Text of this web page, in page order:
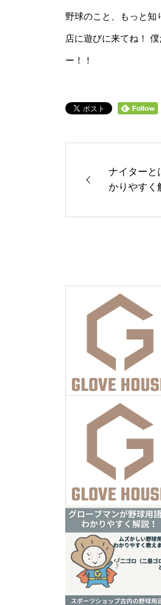
野球のこと、もっと知
店に遊びに来てね！
ー！！
ナイターと
かりやすく